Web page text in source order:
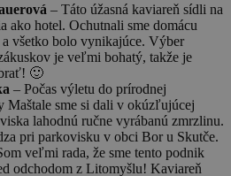
– Táto úžasná kaviareň sídli na
ako hotel. Ochutnali sme domácu
všetko bolo vynikajúce. Výber
je veľmi bohatý, takže je
🙂
– Počas výletu do prírodnej
Maštale sme si dali v okúzľujúcej
lahodnú ručne vyrábanú zmrzlinu.
pri parkovisku v obci Bor u Skutče.
veľmi rada, že sme tento podnik
odchodom z Litomyšlu! Kaviareň